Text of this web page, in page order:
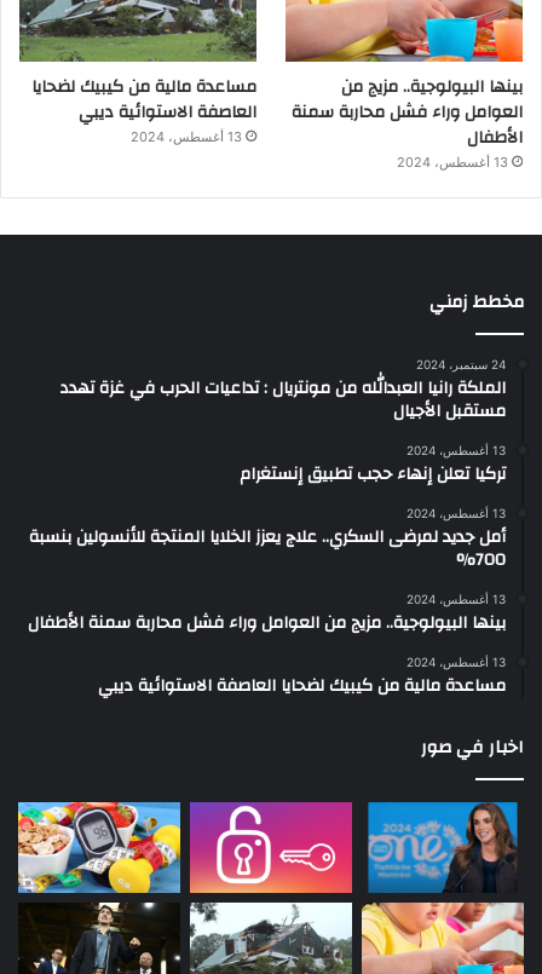
بينها البيولوجية.. مزيج من
العوامل وراء فشل محاربة سمنة
الأطفال
13 أغسطس، 2024
مساعدة مالية من كيبيك لضحايا
العاصفة الاستوائية ديبي
13 أغسطس، 2024
مخطط زمني
24 سبتمبر، 2024
الملكة رانيا العبدالله من مونتريال : تداعيات الحرب في غزة تهدد
مستقبل الأجيال
13 أغسطس، 2024
تركيا تعلن إنهاء حجب تطبيق إنستغرام
13 أغسطس، 2024
أمل جديد لمرضى السكري.. علاج يعزز الخلايا المنتجة للأنسولين بنسبة
700%
13 أغسطس، 2024
بينها البيولوجية.. مزيج من العوامل وراء فشل محاربة سمنة الأطفال
13 أغسطس، 2024
مساعدة مالية من كيبيك لضحايا العاصفة الاستوائية ديبي
اخبار في صور